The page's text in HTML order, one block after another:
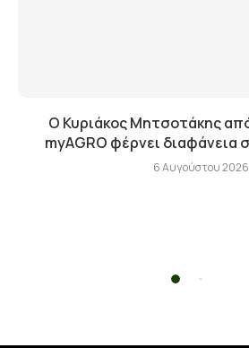
Ο Κυριάκος Μητσοτάκης
myAGRO φέρνει διαφάνεια
6 Αυγούστου 2026